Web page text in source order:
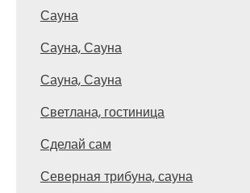
Сауна
Сауна, Сауна
Сауна, Сауна
Светлана, гостиница
Сделай сам
Северная трибуна, сауна